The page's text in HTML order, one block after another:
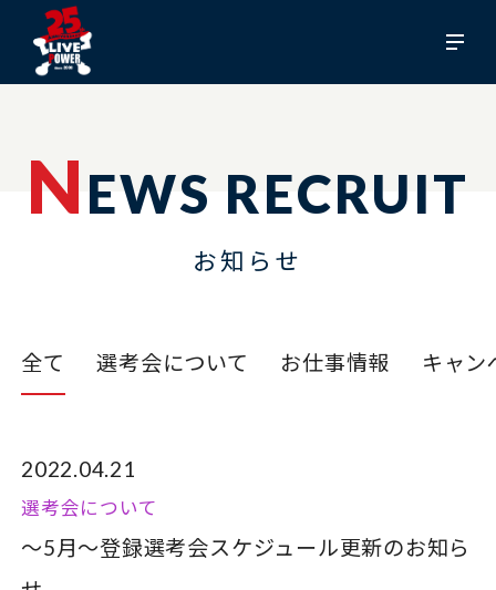
NEWS RECRUIT
お知らせ
全て 選考会について お仕事情報 キャン
2022.04.21
選考会について
～5月～登録選考会スケジュール更新のお知ら